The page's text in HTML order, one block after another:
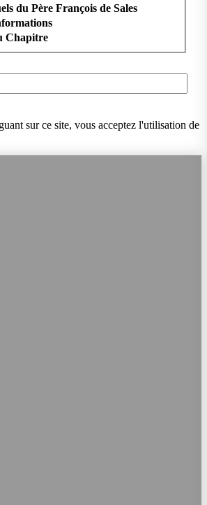
du Père François de Sales
Chapitre
sur ce site, vous acceptez l'utilisation de